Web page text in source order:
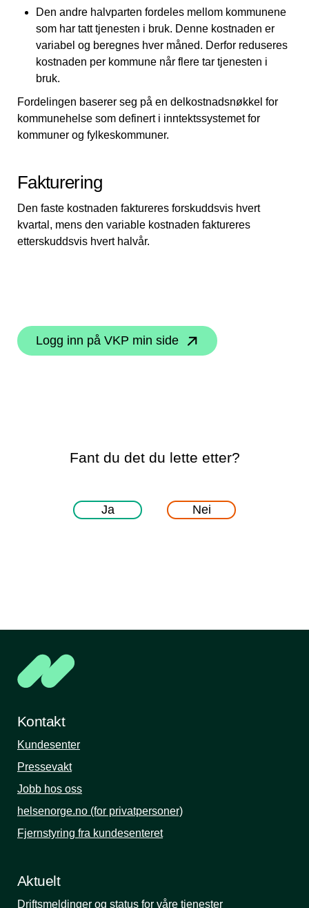
Den andre halvparten fordeles mellom kommunene
som har tatt tjenesten i bruk. Denne kostnaden er
variabel og beregnes hver måned. Derfor reduseres
kostnaden per kommune når flere tar tjenesten i
bruk.
Fordelingen baserer seg på en delkostnadsnøkkel for
kommunehelse som definert i inntektssystemet for
kommuner og fylkeskommuner.
Fakturering
Den faste kostnaden faktureres forskuddsvis hvert
kvartal, mens den variable kostnaden faktureres
etterskuddsvis hvert halvår.
Logg inn på VKP min side
Fant du det du lette etter?
Ja Nei
Kontakt
Kundesenter
Pressevakt
Jobb hos oss
helsenorge.no (for privatpersoner)
Fjernstyring fra kundesenteret
Aktuelt
Driftsmeldinger og status for våre tjenester